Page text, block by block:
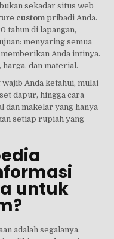
sekadar situs web
custom pribadi Anda.
tahun di lapangan,
menyaring semua
memberikan Anda intinya.
harga, dan material.
Anda ketahui, mulai
dapur, hingga cara
dan makelar yang hanya
setiap rupiah yang
untuk
adalah segalanya.